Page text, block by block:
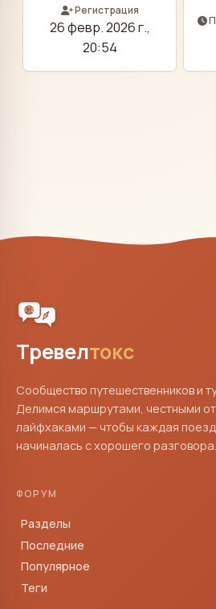
Регистрация
26 февр. 2026 г.,
20:54
Тревелтокс
Сообщество путешественников и
Делимся маршрутами, честными
лайфхаками — чтобы каждая
начиналась с хорошего разговора.
ФОРУМ
Разделы
Последние
Популярное
Теги